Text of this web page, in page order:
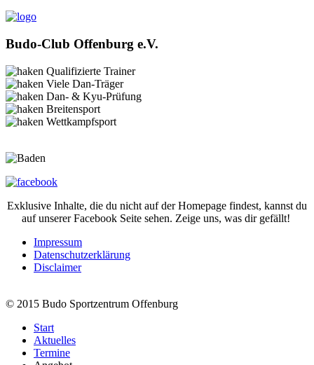
Budo-Club Offenburg e.V.
Qualifizierte Trainer
Viele Dan-Träger
Dan- & Kyu-Prüfung
Breitensport
Wettkampfsport
Exklusive Inhalte, die du nicht auf der Homepage findest, kannst du
auf unserer Facebook Seite sehen. Zeige uns, was dir gefällt!
Impressum
Datenschutzerklärung
Disclaimer
© 2015 Budo Sportzentrum Offenburg
Start
Aktuelles
Termine